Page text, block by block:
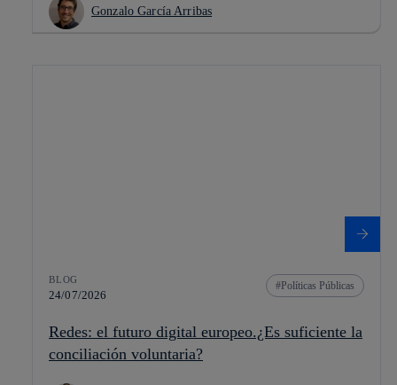
Gonzalo García Arribas
BLOG
24/07/2026
Políticas Públicas
Redes: el futuro digital europeo.¿Es suficiente la
conciliación voluntaria?